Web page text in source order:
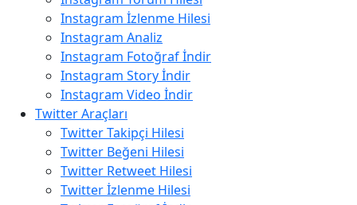
Instagram İzlenme Hilesi
Instagram Analiz
Instagram Fotoğraf İndir
Instagram Story İndir
Instagram Video İndir
Twitter Araçları
Twitter Takipçi Hilesi
Twitter Beğeni Hilesi
Twitter Retweet Hilesi
Twitter İzlenme Hilesi